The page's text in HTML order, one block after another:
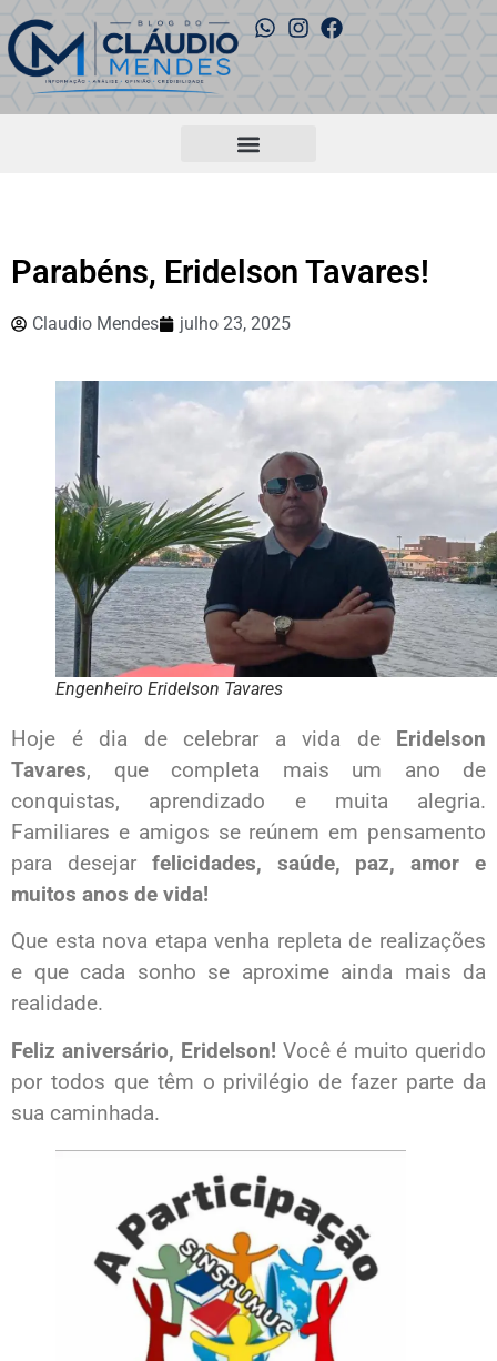
Parabéns, Eridelson Tavares!
Claudio Mendes julho 23, 2025
Engenheiro Eridelson Tavares
Hoje é dia de celebrar a vida de Eridelson
Tavares, que completa mais um ano de
conquistas, aprendizado e muita alegria.
Familiares e amigos se reúnem em pensamento
para desejar felicidades, saúde, paz, amor e
muitos anos de vida!
Que esta nova etapa venha repleta de realizações
e que cada sonho se aproxime ainda mais da
realidade.
Feliz aniversário, Eridelson! Você é muito querido
por todos que têm o privilégio de fazer parte da
sua caminhada.